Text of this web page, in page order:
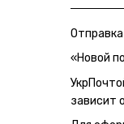
«Новой
зависит